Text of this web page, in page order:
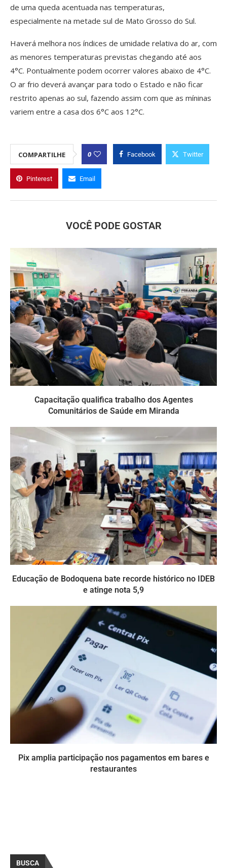
de uma queda acentuada nas temperaturas,
especialmente na metade sul de Mato Grosso do Sul.
Haverá melhora nos índices de umidade relativa do ar, com
as menores temperaturas previstas chegando até aos
4°C. Pontualmente podem ocorrer valores abaixo de 4°C.
O ar frio deverá avançar para todo o Estado e não ficar
restrito apenas ao sul, fazendo assim com que as míninas
variem entre a casa dos 6°C aos 12°C.
COMPARTILHE 0 Facebook Twitter
Pinterest Email
VOCÊ PODE GOSTAR
Capacitação qualifica trabalho dos Agentes
Comunitários de Saúde em Miranda
Educação de Bodoquena bate recorde histórico no IDEB
e atinge nota 5,9
Pix amplia participação nos pagamentos em bares e
restaurantes
BUSCA